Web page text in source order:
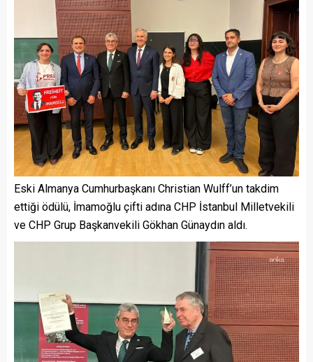
Eski Almanya Cumhurbaşkanı Christian Wulff’un takdim
ettiği ödülü, İmamoğlu çifti adına CHP İstanbul Milletvekili
ve CHP Grup Başkanvekili Gökhan Günaydın aldı.